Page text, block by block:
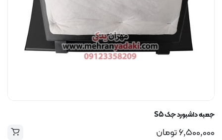
جعبه داشبورد جک S5
6,500,000تومان